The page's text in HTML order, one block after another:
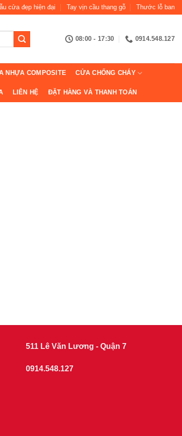
cửa đẹp hiện đại Tay vịn cầu thang gỗ Thước lỗ ban
08:00 - 17:30 0914.548.127
NHỰA COMPOSITE CỬA CHỐNG CHÁY
LIÊN HỆ ĐẶT HÀNG VÀ THANH TOÁN
511 Lê Văn Lương - Quận 7
0914.548.127